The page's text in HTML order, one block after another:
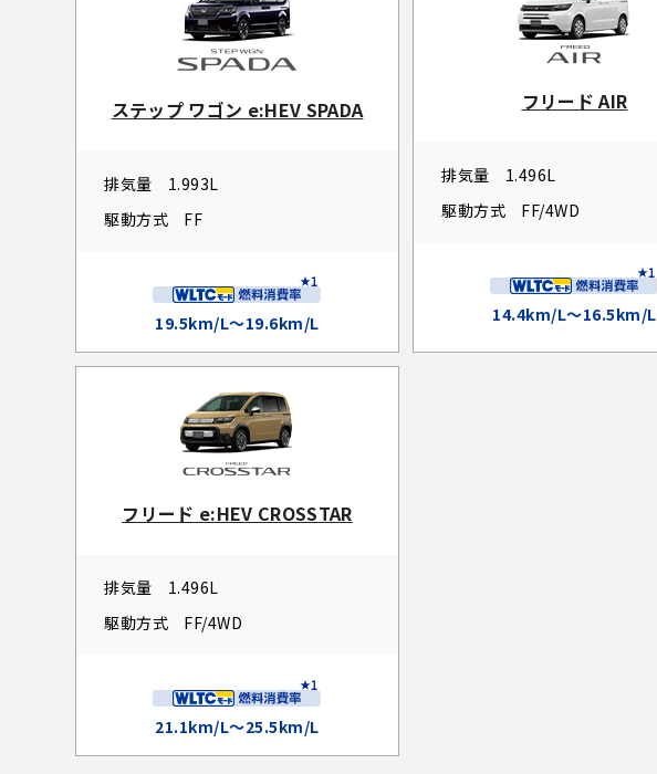
ステップ ワゴン e:HEV SPADA
排気量
1.993L
駆動方式
FF
19.5km/L～19.6km/L
フリード AIR
排気量
1.496L
駆動方式
FF/4WD
14.4km/L～16.5km/L
フリード e:HEV CROSSTAR
排気量
1.496L
駆動方式
FF/4WD
21.1km/L～25.5km/L